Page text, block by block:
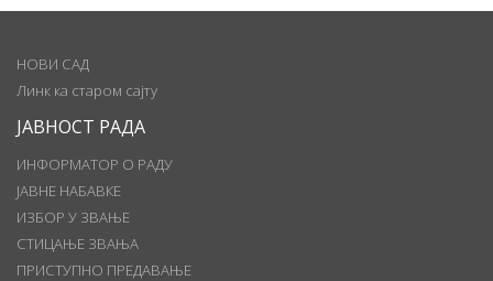
НОВИ САД
Линк ка старом сајту
ЈАВНОСТ РАДА
ИНФОРМАТОР О РАДУ
ЈАВНЕ НАБАВКЕ
ИЗБОР У ЗВАЊЕ
СТИЦАЊЕ ЗВАЊА
ПРИСТУПНО ПРЕДАВАЊЕ